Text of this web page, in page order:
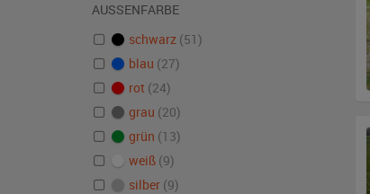
AUSSENFARBE
schwarz (51)
blau (27)
rot (24)
grau (20)
grün (13)
weiß (9)
silber (9)